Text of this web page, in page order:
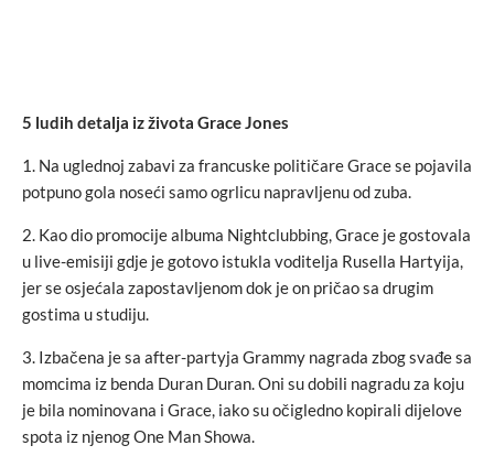
5 ludih detalja iz života Grace Jones
1. Na uglednoj zabavi za francuske političare Grace se pojavila
potpuno gola noseći samo ogrlicu napravljenu od zuba.
2. Kao dio promocije albuma Nightclubbing, Grace je gostovala
u live-emisiji gdje je gotovo istukla voditelja Rusella Hartyija,
jer se osjećala zapostavljenom dok je on pričao sa drugim
gostima u studiju.
3. Izbačena je sa after-partyja Grammy nagrada zbog svađe sa
momcima iz benda Duran Duran. Oni su dobili nagradu za koju
je bila nominovana i Grace, iako su očigledno kopirali dijelove
spota iz njenog One Man Showa.